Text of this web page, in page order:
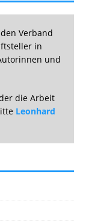
Verband
in
und
die Arbeit
Leonhard